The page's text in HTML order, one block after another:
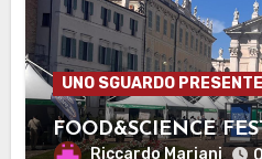
UNO SGUARDO PRESENTE
FOOD&SCIENCE
Riccardo Mariani